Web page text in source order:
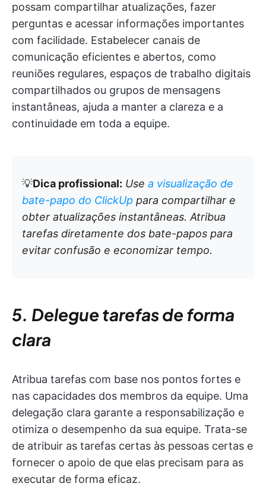
possam compartilhar atualizações, fazer
perguntas e acessar informações importantes
com facilidade. Estabelecer canais de
comunicação eficientes e abertos, como
reuniões regulares, espaços de trabalho digitais
compartilhados ou grupos de mensagens
instantâneas, ajuda a manter a clareza e a
continuidade em toda a equipe.
💡Dica profissional: Use a visualização de
bate-papo do ClickUp para compartilhar e
obter atualizações instantâneas. Atribua
tarefas diretamente dos bate-papos para
evitar confusão e economizar tempo.
5. Delegue tarefas de forma
clara
Atribua tarefas com base nos pontos fortes e
nas capacidades dos membros da equipe. Uma
delegação clara garante a responsabilização e
otimiza o desempenho da sua equipe. Trata-se
de atribuir as tarefas certas às pessoas certas e
fornecer o apoio de que elas precisam para as
executar de forma eficaz.